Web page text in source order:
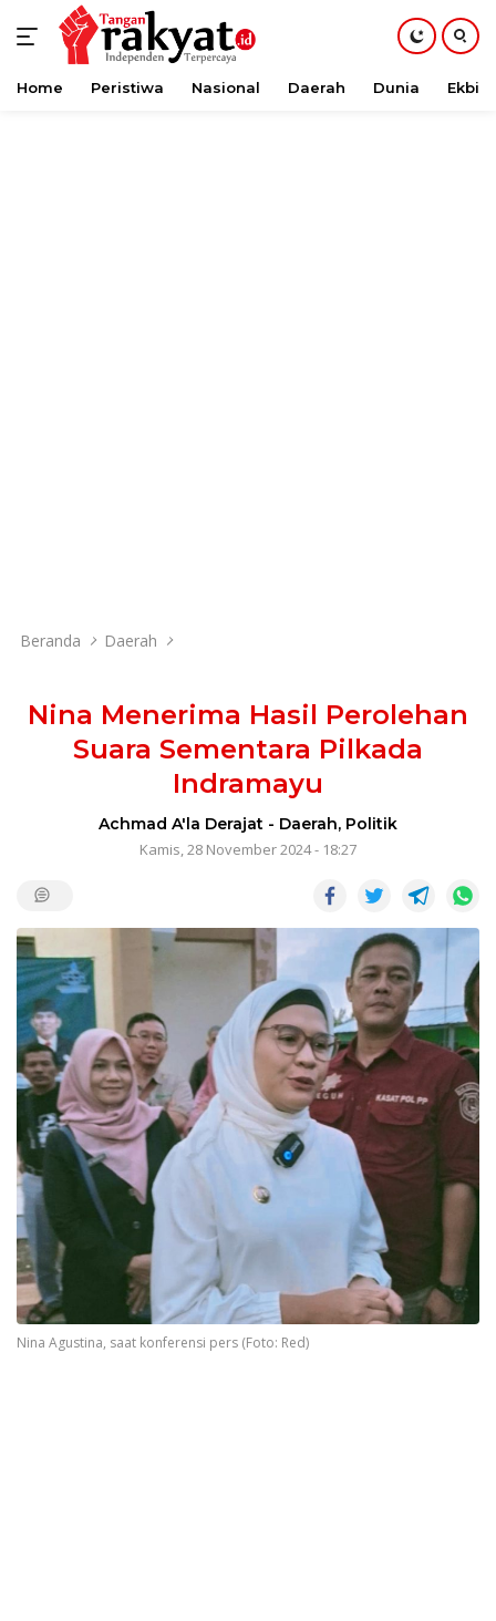
Langsung
Home Peristiwa Nasional Daerah Dunia Ekbis
Beranda Daerah
Nina Menerima Hasil Perolehan
Suara Sementara Pilkada
Indramayu
Achmad A'la Derajat - Daerah, Politik
Kamis, 28 November 2024 - 18:27
Nina Agustina, saat konferensi pers (Foto: Red)